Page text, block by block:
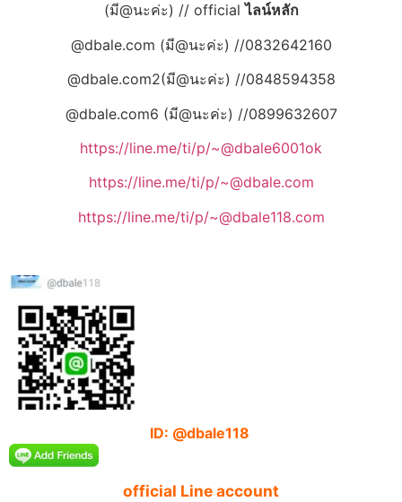
(มี@นะค่ะ) // officialไลน์หลัก
@dbale.com (มี@นะค่ะ) //0832642160
@dbale.com2(มี@นะค่ะ) //0848594358
@dbale.com6 (มี@นะค่ะ) //0899632607
https://line.me/ti/p/~@dbale6001ok
https://line.me/ti/p/~@dbale.com
https://line.me/ti/p/~@dbale118.com
ID: @dbale118
official Line account